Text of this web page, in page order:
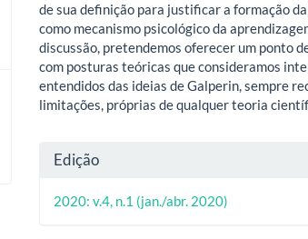
de sua definição para justificar a formação
como mecanismo psicológico da
discussão, pretendemos oferecer um ponto
com posturas teóricas que consideramos
entendidos das ideias de Galperin, sempre
limitações, próprias de qualquer teoria
Detalhes
do
artigo
Edição
2020: v.4, n.1 (jan./abr. 2020)